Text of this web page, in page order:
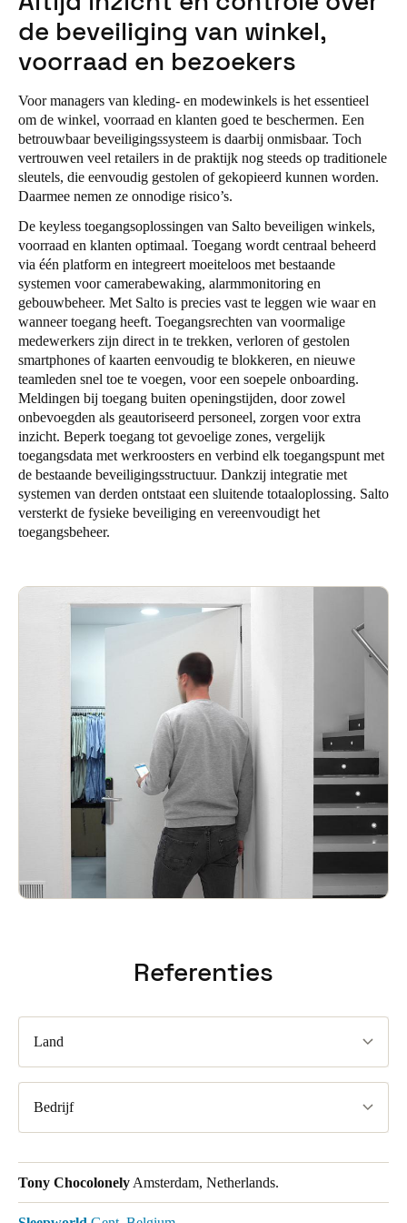
Portugal
Italiano
Russia
Russian
Poland
Polski
Czech Republic
Čeština
Denmark
DanskereEnglish
Sweden
SvenskaEnglish
Norway
FinnishEnglish
Sla nieuwe selectie op als standaard
de beveiliging van winkel,
voorraad en bezoekers
Voor managers van kleding- en modewinkels is het essentieel
om de winkel, voorraad en klanten goed te beschermen. Een
betrouwbaar beveiligingssysteem is daarbij onmisbaar. Toch
vertrouwen veel retailers in de praktijk nog steeds op traditionele
sleutels, die eenvoudig gestolen of gekopieerd kunnen worden.
Daarmee nemen ze onnodige risico’s.
De keyless toegangsoplossingen van Salto beveiligen winkels,
voorraad en klanten optimaal. Toegang wordt centraal beheerd
via één platform en integreert moeiteloos met bestaande
systemen voor camerabewaking, alarmmonitoring en
gebouwbeheer. Met Salto is precies vast te leggen wie waar en
wanneer toegang heeft. Toegangsrechten van voormalige
medewerkers zijn direct in te trekken, verloren of gestolen
smartphones of kaarten eenvoudig te blokkeren, en nieuwe
teamleden snel toe te voegen, voor een soepele onboarding.
Meldingen bij toegang buiten openingstijden, door zowel
onbevoegden als geautoriseerd personeel, zorgen voor extra
inzicht. Beperk toegang tot gevoelige zones, vergelijk
toegangsdata met werkroosters en verbind elk toegangspunt met
de bestaande beveiligingsstructuur. Dankzij integratie met
systemen van derden ontstaat een sluitende totaaloplossing. Salto
versterkt de fysieke beveiliging en vereenvoudigt het
toegangsbeheer.
Referenties
Land
Bedrijf
Tony Chocolonely Amsterdam, Netherlands.